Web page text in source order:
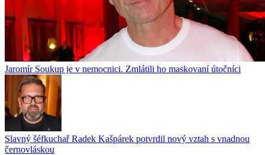
Jaromír Soukup je v nemocnici. Zmlátili ho maskovaní útočníci
Slavný šéfkuchař Radek Kašpárek potvrdil nový vztah s vnadnou
černovláskou